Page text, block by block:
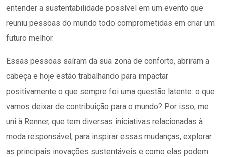
entender a sustentabilidade possível em um evento que
reuniu pessoas do mundo todo comprometidas em criar um
futuro melhor.
Essas pessoas saíram da sua zona de conforto, abriram a
cabeça e hoje estão trabalhando para impactar
positivamente o que sempre foi uma questão latente: o que
vamos deixar de contribuição para o mundo? Por isso, me
uni à Renner, que tem diversas iniciativas relacionadas à
moda responsável, para inspirar essas mudanças, explorar
as principais inovações sustentáveis e como elas podem